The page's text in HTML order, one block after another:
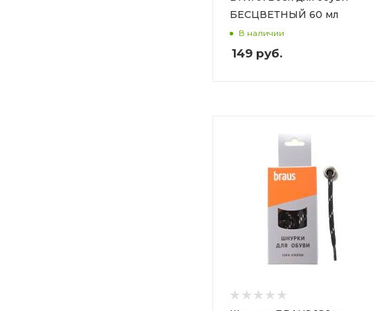
БЕСЦВЕТНЫЙ 60 мл
В наличии
149 руб.